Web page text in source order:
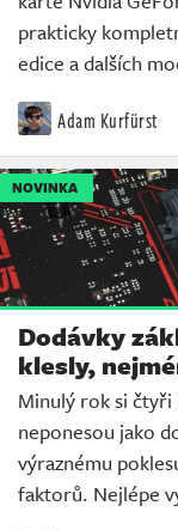
prakticky
edice a dalších
Adam Kurfürst
NOVINKA
Dodávky
klesly,
Minulý rok si čtyři
neponesou jako
výraznému
faktorů. Nejlépe